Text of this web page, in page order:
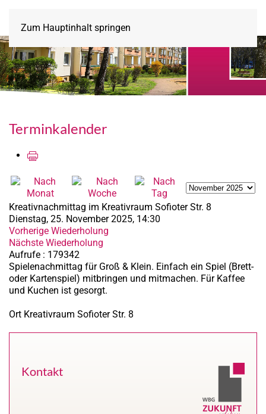
Zum Hauptinhalt springen
Terminkalender
Kreativnachmittag im Kreativraum Sofioter Str. 8
Dienstag, 25. November 2025, 14:30
Vorherige Wiederholung
Nächste Wiederholung
Aufrufe : 179342
Spielenachmittag für Groß & Klein. Einfach ein Spiel (Brett-
oder Kartenspiel) mitbringen und mitmachen. Für Kaffee
und Kuchen ist gesorgt.
Ort Kreativraum Sofioter Str. 8
Kontakt